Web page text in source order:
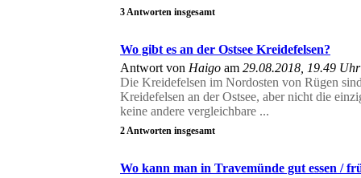
3 Antworten insgesamt
Wo gibt es an der Ostsee Kreidefelsen?
Antwort von Haigo am 29.08.2018, 19.49 Uhr
Die Kreidefelsen im Nordosten von Rügen
Kreidefelsen an der Ostsee, aber nicht die
keine andere vergleichbare ...
2 Antworten insgesamt
Wo kann man in Travemünde gut essen /